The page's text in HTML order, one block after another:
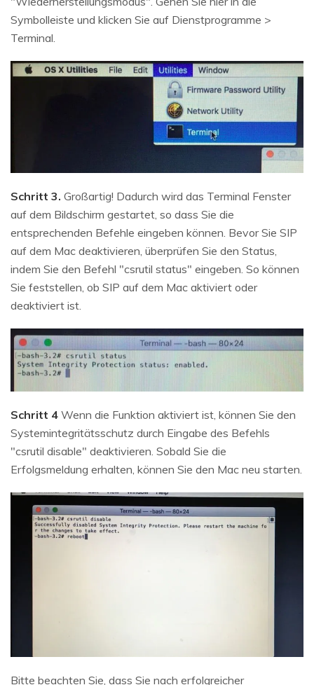
Symbolleiste und klicken Sie auf Dienstprogramme >
Terminal.
Schritt 3. Großartig! Dadurch wird das Terminal Fenster
auf dem Bildschirm gestartet, so dass Sie die
entsprechenden Befehle eingeben können. Bevor Sie SIP
auf dem Mac deaktivieren, überprüfen Sie den Status,
indem Sie den Befehl "csrutil status" eingeben. So können
Sie feststellen, ob SIP auf dem Mac aktiviert oder
deaktiviert ist.
Schritt 4 Wenn die Funktion aktiviert ist, können Sie den
Systemintegritätsschutz durch Eingabe des Befehls
"csrutil disable" deaktivieren. Sobald Sie die
Erfolgsmeldung erhalten, können Sie den Mac neu starten.
Bitte beachten Sie, dass Sie nach erfolgreicher